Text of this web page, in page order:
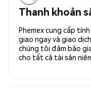
Thanh khoản
Phemex cung cấp
giao ngay và giao
chúng tôi đảm bảo
cho tất cả tài sản